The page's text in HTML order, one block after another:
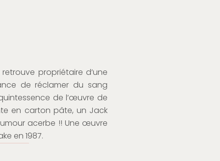
propriétaire d’une
de réclamer du sang
de l’œuvre de
en carton pâte, un Jack
acerbe !! Une œuvre
en 1987.